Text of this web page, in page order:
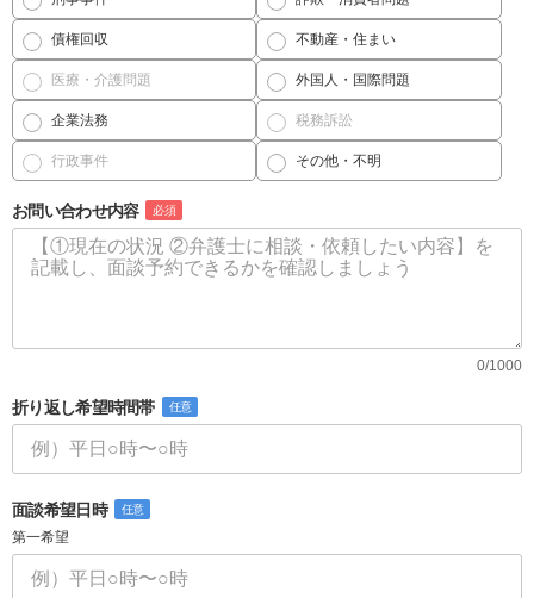
債権回収 不動産・住まい
医療・介護問題 外国人・国際問題
企業法務 税務訴訟
行政事件 その他・不明
お問い合わせ内容 必須
0/1000
折り返し希望時間帯 任意
面談希望日時 任意
第一希望